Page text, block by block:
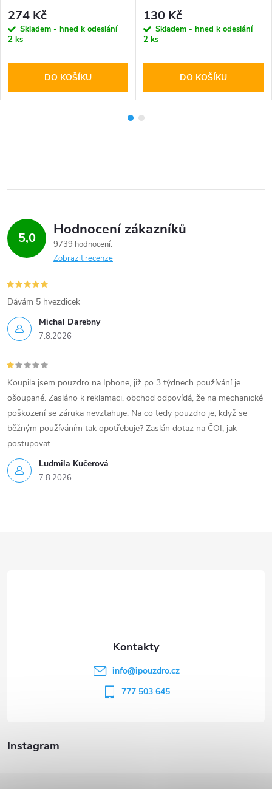
274 Kč
Skladem - hned k odeslání
2 ks
DO KOŠÍKU
130 Kč
Skladem - hned k odeslání
2 ks
DO KOŠÍKU
5,0 Hodnocení zákazníků
9739 hodnocení
Zobrazit recenze
Michal Darebny
7.8.2026
Dávám 5 hvezdicek
Ludmila Kučerová
7.8.2026
Koupila jsem pouzdro na Iphone, již po 3 týdnech používání je
ošoupané. Zasláno k reklamaci, obchod odpovídá, že na mechanické
poškození se záruka nevztahuje. Na co tedy pouzdro je, když se
běžným používáním tak opotřebuje? Zaslán dotaz na ČOI, jak
postupovat.
Instagram
info@ipouzdro.cz
777 503 645